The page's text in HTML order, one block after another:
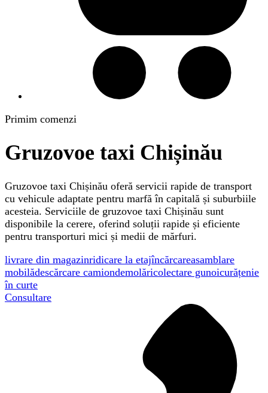
Primim comenzi
Gruzovoe taxi Chișinău
Gruzovoe taxi Chișinău oferă servicii rapide de transport
cu vehicule adaptate pentru marfă în capitală și suburbiile
acesteia. Serviciile de gruzovoe taxi Chișinău sunt
disponibile la cerere, oferind soluții rapide și eficiente
pentru transporturi mici și medii de mărfuri.
livrare din magazinridicare la etajîncărcareasamblare
mobilădescărcare camiondemolăricolectare gunoicurățenie
în curte
Consultare